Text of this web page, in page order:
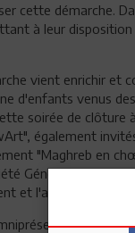
cette démarche.
à leur
vient enrichir et
d'enfants venus
soirée de clôture
également
"Maghreb en
Générale. Cette
et l'ancrage de
et sera